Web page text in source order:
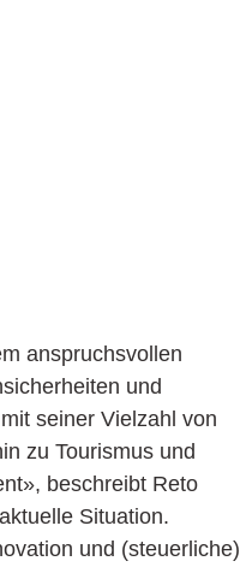
anspruchsvollen
und
seiner Vielzahl von
zu Tourismus und
beschreibt Reto
Situation.
und (steuerliche)